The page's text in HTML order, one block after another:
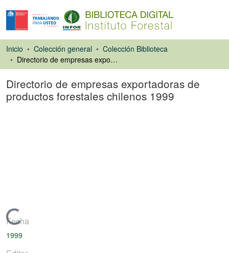
Inicio Colección general
Colección Biblioteca
Directorio de empresas exportadoras de productos forestales chilenos 1999
Directorio de empresas exportadoras de
productos forestales chilenos 1999
Cargando...
Fecha
1999